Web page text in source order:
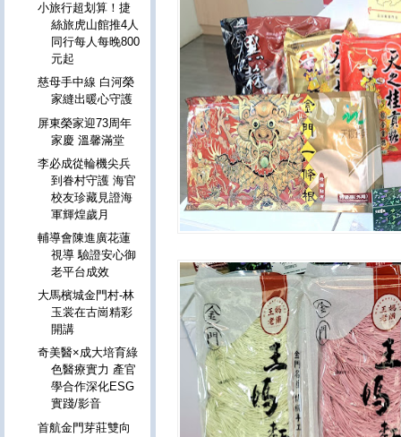
小旅行超划算！捷
絲旅虎山館推4人
同行每人每晚800
元起
慈母手中線 白河榮
家縫出暖心守護
屏東榮家迎73周年
家慶 溫馨滿堂
李必成從輪機尖兵
到眷村守護 海官
校友珍藏見證海
軍輝煌歲月
輔導會陳進廣花蓮
視導 驗證安心御
老平台成效
大馬檳城金門村-林
玉裳在古崗精彩
開講
奇美醫×成大培育綠
色醫療實力 產官
學合作深化ESG
實踐/影音
首航金門芽莊雙向